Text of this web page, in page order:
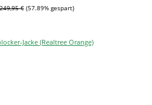
Regulärer Preis:
€ (57.89% gespart)